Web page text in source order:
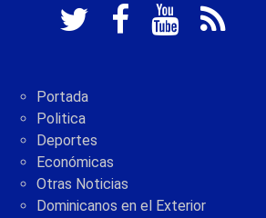
Portada
Politica
Deportes
Económicas
Otras Noticias
Dominicanos en el Exterior